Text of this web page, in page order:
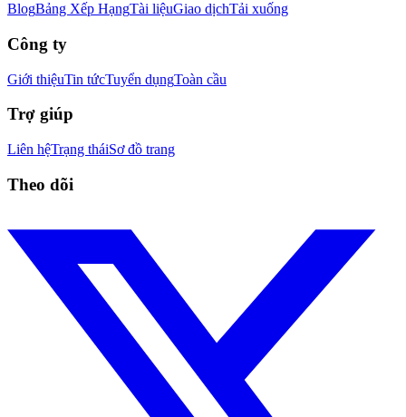
BlogBảng Xếp HạngTài liệuGiao dịchTải xuống
Công ty
Giới thiệuTin tứcTuyển dụngToàn cầu
Trợ giúp
Liên hệTrạng tháiSơ đồ trang
Theo dõi